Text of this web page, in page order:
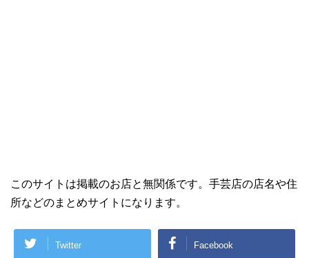
このサイトは掲載のお店と無関係です。手芸店の店名や住
所などのまとめサイトになります。
Twitter Facebook